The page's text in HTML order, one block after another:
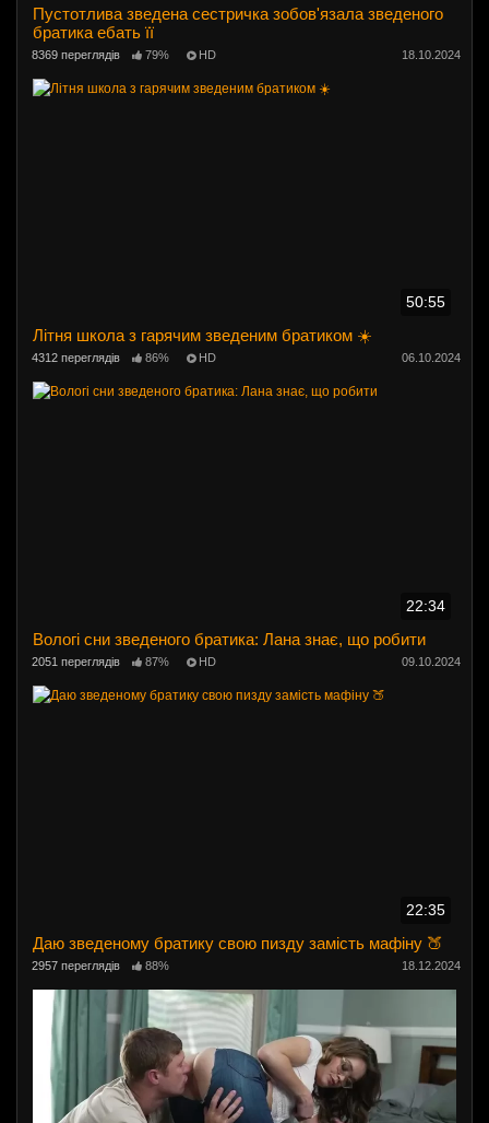
Пустотлива зведена сестричка зобов'язала зведеного
братика ебать її
8369 переглядів 79% HD 18.10.2024
50:55
Літня школа з гарячим зведеним братиком ☀️
4312 переглядів 86% HD 06.10.2024
22:34
Вологі сни зведеного братика: Лана знає, що робити
2051 переглядів 87% HD 09.10.2024
22:35
Даю зведеному братику свою пизду замість мафіну 🍑
2957 переглядів 88% 18.12.2024